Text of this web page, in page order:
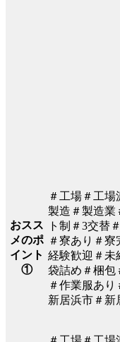
おスス
メのポ
イント
①
＃工場＃工場
製造＃製造業
ト制＃3交替
＃寮あり＃
経験歓迎＃未
袋詰め＃梱包
＃作業服あり
新居浜市＃新